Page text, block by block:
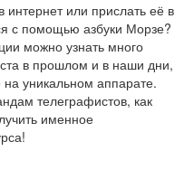
интернет или прислать её в
с помощью азбуки Морзе?
можно узнать много
в прошлом и в наши дни,
на уникальном аппарате.
телеграфистов, как
именное